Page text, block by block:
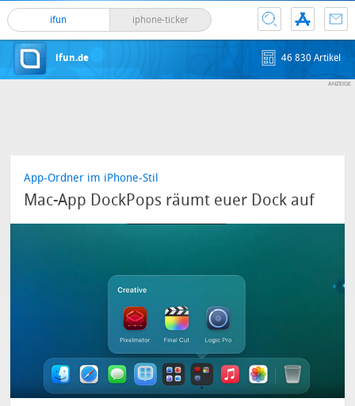
ifun iphone-ticker
ifun.de 46 830 Artikel
App-Ordner im iPhone-Stil
Mac-App DockPops räumt euer Dock auf